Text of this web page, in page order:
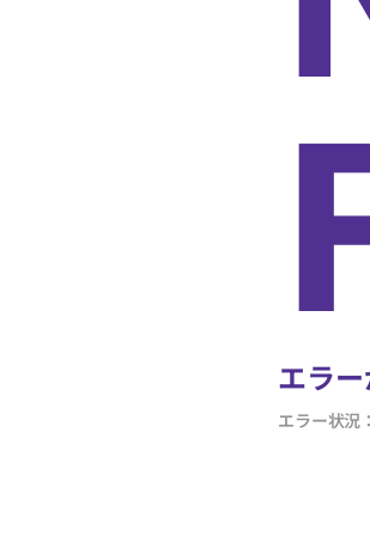
エラー
エラー状況：